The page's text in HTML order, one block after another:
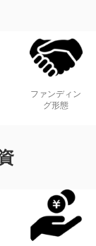
ファンディン
グ形態